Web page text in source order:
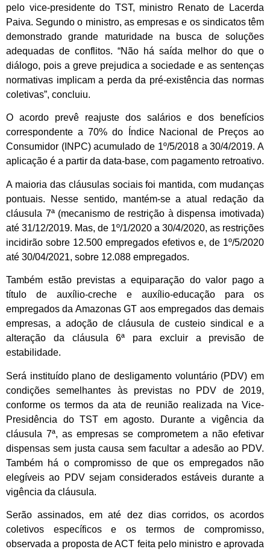
pelo vice-presidente do TST, ministro Renato de Lacerda
Paiva. Segundo o ministro, as empresas e os sindicatos têm
demonstrado grande maturidade na busca de soluções
adequadas de conflitos. “Não há saída melhor do que o
diálogo, pois a greve prejudica a sociedade e as sentenças
normativas implicam a perda da pré-existência das normas
coletivas”, concluiu.
O acordo prevê reajuste dos salários e dos benefícios
correspondente a 70% do Índice Nacional de Preços ao
Consumidor (INPC) acumulado de 1º/5/2018 a 30/4/2019. A
aplicação é a partir da data-base, com pagamento retroativo.
A maioria das cláusulas sociais foi mantida, com mudanças
pontuais. Nesse sentido, mantém-se a atual redação da
cláusula 7ª (mecanismo de restrição à dispensa imotivada)
até 31/12/2019. Mas, de 1º/1/2020 a 30/4/2020, as restrições
incidirão sobre 12.500 empregados efetivos e, de 1º/5/2020
até 30/04/2021, sobre 12.088 empregados.
Também estão previstas a equiparação do valor pago a
título de auxílio-creche e auxílio-educação para os
empregados da Amazonas GT aos empregados das demais
empresas, a adoção de cláusula de custeio sindical e a
alteração da cláusula 6ª para excluir a previsão de
estabilidade.
Será instituído plano de desligamento voluntário (PDV) em
condições semelhantes às previstas no PDV de 2019,
conforme os termos da ata de reunião realizada na Vice-
Presidência do TST em agosto. Durante a vigência da
cláusula 7ª, as empresas se comprometem a não efetivar
dispensas sem justa causa sem facultar a adesão ao PDV.
Também há o compromisso de que os empregados não
elegíveis ao PDV sejam considerados estáveis durante a
vigência da cláusula.
Serão assinados, em até dez dias corridos, os acordos
coletivos específicos e os termos de compromisso,
observada a proposta de ACT feita pelo ministro e aprovada